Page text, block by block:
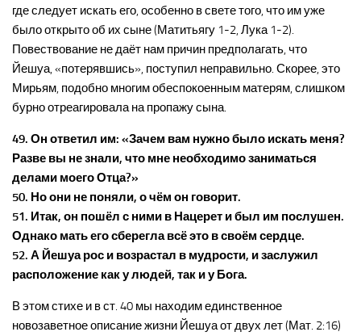
где следует искать его, особенно в свете того, что им уже
было открыто об их сыне (Матитьягу 1-2, Лука 1-2).
Повествование не даёт нам причин предполагать, что
Йешуа, «потерявшись», поступил неправильно. Скорее, это
Мирьям, подобно многим обеспокоенным матерям, слишком
бурно отреагировала на пропажу сына.
49. Он ответил им: «Зачем вам нужно было искать меня?
Разве вы не знали, что мне необходимо заниматься
делами моего Отца?»
50. Но они не поняли, о чём он говорит.
51. Итак, он пошёл с ними в Нацерет и был им послушен.
Однако мать его сберегла всё это в своём сердце.
52. А Йешуа рос и возрастал в мудрости, и заслужил
расположение как у людей, так и у Бога.
В этом стихе и в ст. 40 мы находим единственное
новозаветное описание жизни Йешуа от двух лет (Мат. 2:16)